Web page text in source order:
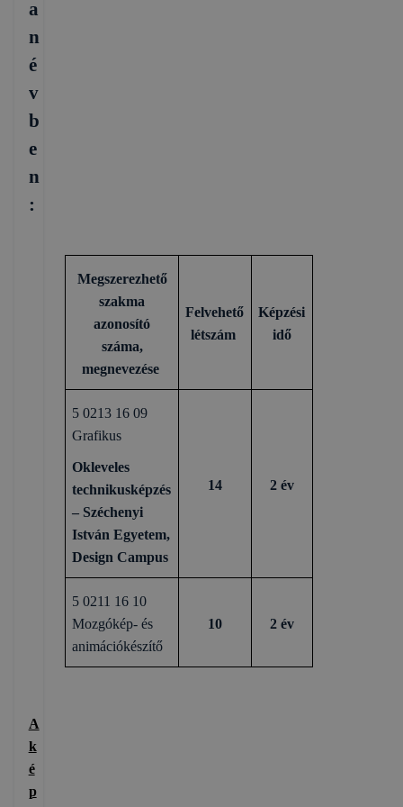
a
n
é
v
b
e
n
:
Megszerezhető
szakma
azonosító
száma,
megnevezése
Felvehető
létszám
Képzési
idő
5 0213 16 09
Grafikus
Okleveles
technikusképzés
– Széchenyi
István Egyetem,
Design Campus
14 2 év
5 0211 16 10
Mozgókép- és
animációkészítő
10 2 év
A
k
é
p